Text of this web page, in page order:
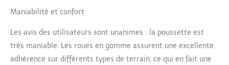
pousette 3 en 1 est
méticuleusement conçue
pour s'adapter
parfaitement aux
Maniabilité et confort
Les avis des utilisateurs sont unanimes : la poussette est
très maniable. Les roues en gomme assurent une excellente
adhérence sur différents types de terrain, ce qui en fait une